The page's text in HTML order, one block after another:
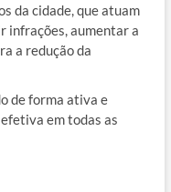
da cidade, que atuam
infrações, aumentar a
a redução da
de forma ativa e
em todas as